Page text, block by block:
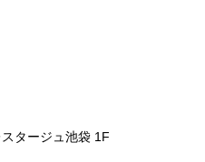
タージュ池袋 1F